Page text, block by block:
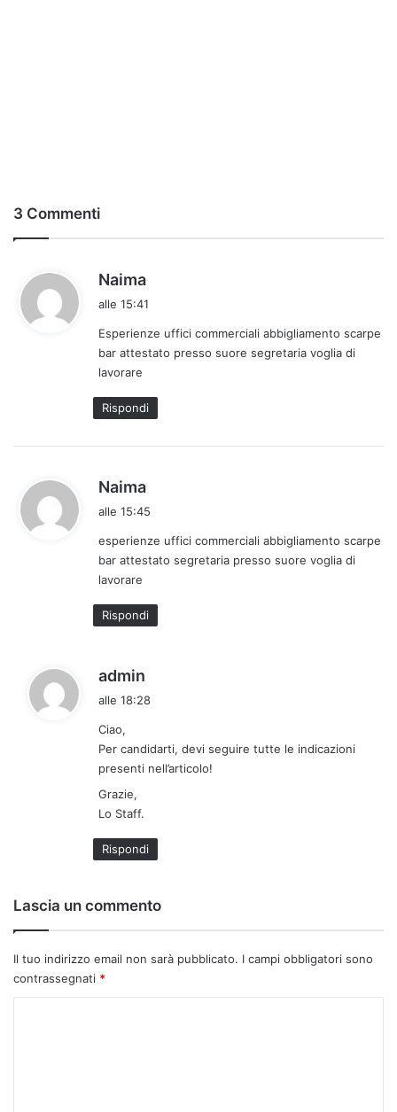
3 Commenti
Naima
a
e
t
o
:
alle 15:41
Esperienze uffici commerciali abbigliamento scarpe
bar attestato presso suore segretaria voglia di
lavorare
Rispondi
Naima
a
e
t
o
:
alle 15:45
esperienze uffici commerciali abbigliamento scarpe
bar attestato segretaria presso suore voglia di
lavorare
Rispondi
admin
a
t
t
alle 18:28
Ciao,
Per candidarti, devi seguire tutte le indicazioni
presenti nell’articolo!
Grazie,
Lo Staff.
Rispondi
Lascia un commento
Il tuo indirizzo email non sarà pubblicato. I campi obbligatori sono
contrassegnati *